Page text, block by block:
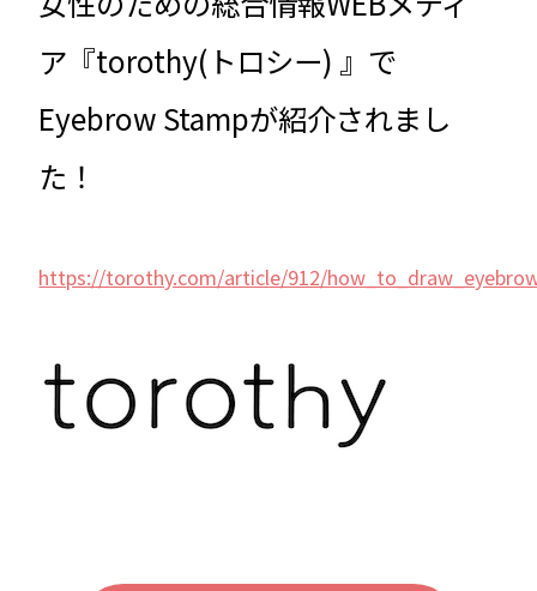
ア『torothy(トロシー) 』で
Eyebrow Stampが紹介されまし
た！
https://torothy.com/article/912/